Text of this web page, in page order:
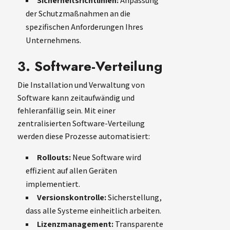
der Schutzmaßnahmen an die
spezifischen Anforderungen Ihres
Unternehmens.
3. Software-Verteilung
Die Installation und Verwaltung von
Software kann zeitaufwändig und
fehleranfällig sein. Mit einer
zentralisierten Software-Verteilung
werden diese Prozesse automatisiert:
Rollouts:Neue Software wird
effizient auf allen Geräten
implementiert.
Versionskontrolle:Sicherstellung,
dass alle Systeme einheitlich arbeiten.
Lizenzmanagement:Transparente